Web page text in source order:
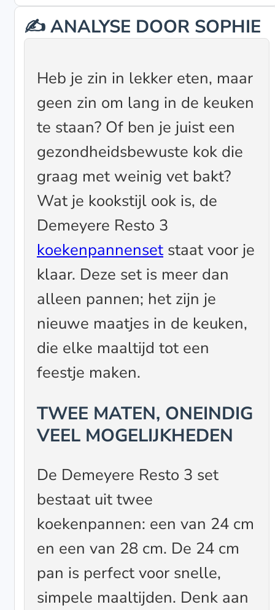
✍️ ANALYSE DOOR SOPHIE
Heb je zin in lekker eten, maar
geen zin om lang in de keuken
te staan? Of ben je juist een
gezondheidsbewuste kok die
graag met weinig vet bakt?
Wat je kookstijl ook is, de
Demeyere Resto 3
koekenpannenset staat voor je
klaar. Deze set is meer dan
alleen pannen; het zijn je
nieuwe maatjes in de keuken,
die elke maaltijd tot een
feestje maken.
TWEE MATEN, ONEINDIG
VEEL MOGELIJKHEDEN
De Demeyere Resto 3 set
bestaat uit twee
koekenpannen: een van 24 cm
en een van 28 cm. De 24 cm
pan is perfect voor snelle,
simpele maaltijden. Denk aan